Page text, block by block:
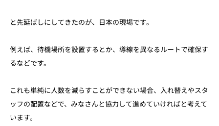
と先延ばしにしてきたのが、日本の現場です。
例えば、待機場所を設置するとか、導線を異なるルートで確保す
るなどです。
これも単純に人数を減らすことができない場合、入れ替えやスタ
ッフの配置などで、みなさんと協力して進めていければと考えて
います。